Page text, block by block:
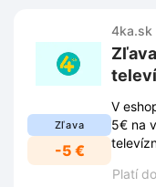
Zľava
-5 €
4ka.sk
V
5€ na
Platí